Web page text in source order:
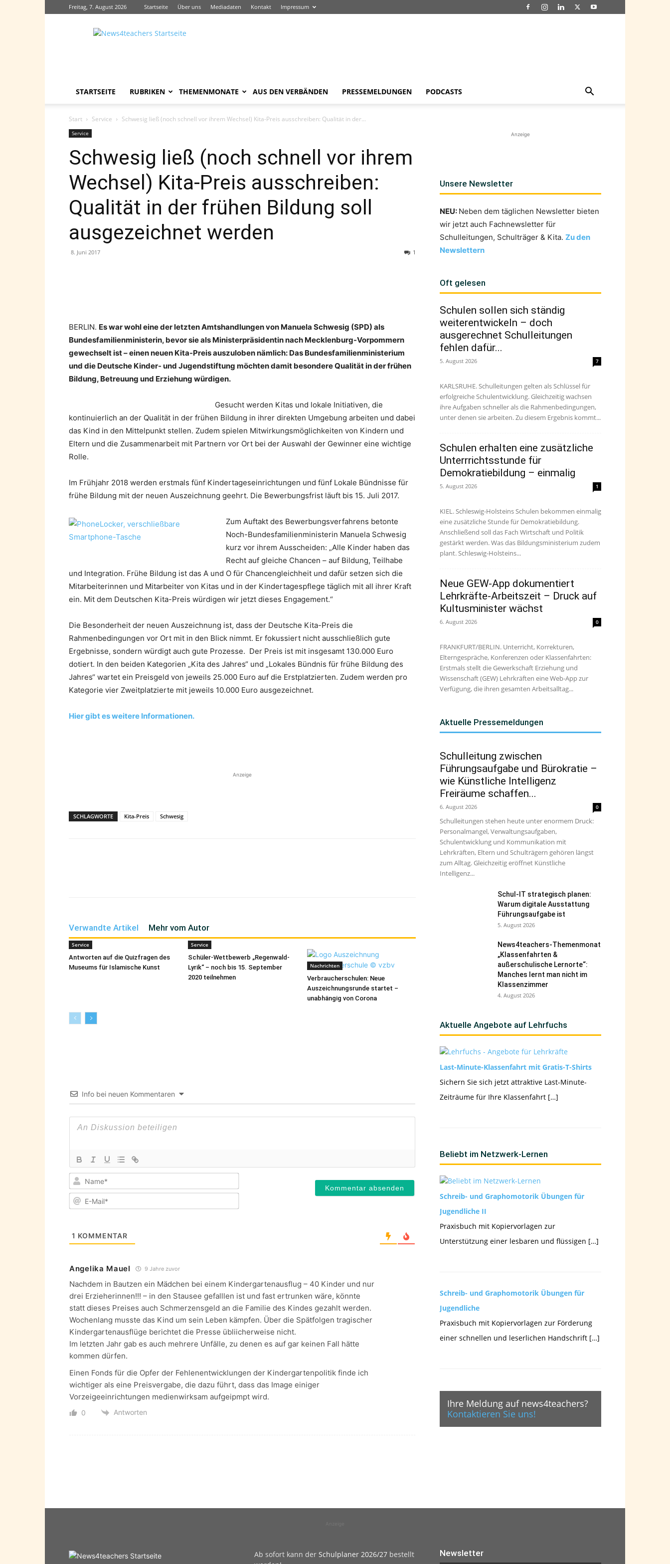
Freitag, 7. August 2026 Startseite Über uns Mediadaten Kontakt Impressum
News4teachers
STARTSEITE RUBRIKEN THEMENMONATE AUS DEN VERBÄNDEN PRESSEMELDUNGEN PODCASTS
Start Service Schwesig ließ (noch schnell vor ihrem Wechsel) Kita-Preis ausschreiben: Qualität in der...
Service
Schwesig ließ (noch schnell vor ihrem
Wechsel) Kita-Preis ausschreiben:
Qualität in der frühen Bildung soll
ausgezeichnet werden
8. Juni 2017 1
BERLIN. Es war wohl eine der letzten Amtshandlungen von Manuela Schwesig (SPD) als
Bundesfamilienministerin, bevor sie als Ministerpräsidentin nach Mecklenburg-Vorpommern
gewechselt ist – einen neuen Kita-Preis auszuloben nämlich: Das Bundesfamilienministerium
und die Deutsche Kinder- und Jugendstiftung möchten damit besondere Qualität in der frühen
Bildung, Betreuung und Erziehung würdigen.
Gesucht werden Kitas und lokale Initiativen, die
kontinuierlich an der Qualität in der frühen Bildung in ihrer direkten Umgebung arbeiten und dabei
das Kind in den Mittelpunkt stellen. Zudem spielen Mitwirkungsmöglichkeiten von Kindern und
Eltern und die Zusammenarbeit mit Partnern vor Ort bei der Auswahl der Gewinner eine wichtige
Rolle.
Im Frühjahr 2018 werden erstmals fünf Kindertageseinrichtungen und fünf Lokale Bündnisse für
frühe Bildung mit der neuen Auszeichnung geehrt. Die Bewerbungsfrist läuft bis 15. Juli 2017.
Zum Auftakt des Bewerbungsverfahrens betonte
Noch-Bundesfamilienministerin Manuela Schwesig
kurz vor ihrem Ausscheiden: „Alle Kinder haben das
Recht auf gleiche Chancen – auf Bildung, Teilhabe
und Integration. Frühe Bildung ist das A und O für Chancengleichheit und dafür setzen sich die
Mitarbeiterinnen und Mitarbeiter von Kitas und in der Kindertagespflege täglich mit all ihrer Kraft
ein. Mit dem Deutschen Kita-Preis würdigen wir jetzt dieses Engagement.“
Die Besonderheit der neuen Auszeichnung ist, dass der Deutsche Kita-Preis die
Rahmenbedingungen vor Ort mit in den Blick nimmt. Er fokussiert nicht ausschließlich gute
Ergebnisse, sondern würdigt auch gute Prozesse. Der Preis ist mit insgesamt 130.000 Euro
dotiert. In den beiden Kategorien „Kita des Jahres“ und „Lokales Bündnis für frühe Bildung des
Jahres“ wartet ein Preisgeld von jeweils 25.000 Euro auf die Erstplatzierten. Zudem werden pro
Kategorie vier Zweitplatzierte mit jeweils 10.000 Euro ausgezeichnet.
Hier gibt es weitere Informationen.
Anzeige
SCHLAGWORTE Kita-Preis Schwesig
Verwandte Artikel Mehr vom Autor
Service
Antworten auf die Quizfragen des
Museums für Islamische Kunst
Service
Schüler-Wettbewerb „Regenwald-
Lyrik“ – noch bis 15. September
2020 teilnehmen
Nachrichten
Verbraucherschulen: Neue
Auszeichnungsrunde startet –
unabhängig von Corona
Info bei neuen Kommentaren
Name*
E-
1 KOMMENTAR
Angelika Mauel 9 Jahre zuvor
Nachdem in Bautzen ein Mädchen bei einem Kindergartenausflug – 40 Kinder und nur
drei Erzieherinnen!!! – in den Stausee gefalllen ist und fast ertrunken wäre, könnte
statt dieses Preises auch Schmerzensgeld an die Familie des Kindes gezahlt werden.
Wochenlang musste das Kind um sein Leben kämpfen. Über die Spätfolgen tragischer
Kindergartenausflüge berichtet die Presse übliicherweise nicht.
Im letzten Jahr gab es auch mehrere Unfälle, zu denen es auf gar keinen Fall hätte
kommen dürfen.
Einen Fonds für die Opfer der Fehlenentwicklungen der Kindergartenpolitik finde ich
wichtiger als eine Preisvergabe, die dazu führt, dass das Image einiger
Vorzeigeeinrichtungen medienwirksam aufgeipmpt wird.
0 Antworten
Anzeige
Unsere Newsletter
NEU: Neben dem täglichen Newsletter bieten
wir jetzt auch Fachnewsletter für
Schulleitungen, Schulträger & Kita. Zu den
Newslettern
Oft gelesen
Schulen sollen sich ständig
weiterentwickeln – doch
ausgerechnet Schulleitungen
fehlen dafür...
5. August 2026 7
KARLSRUHE. Schulleitungen gelten als Schlüssel für
erfolgreiche Schulentwicklung. Gleichzeitig wachsen
ihre Aufgaben schneller als die Rahmenbedingungen,
unter denen sie arbeiten. Zu diesem Ergebnis kommt...
Schulen erhalten eine zusätzliche
Unterrrichtsstunde für
Demokratiebildung – einmalig
5. August 2026 1
KIEL. Schleswig-Holsteins Schulen bekommen einmalig
eine zusätzliche Stunde für Demokratiebildung.
Anschließend soll das Fach Wirtschaft und Politik
gestärkt werden. Was das Bildungsministerium zudem
plant. Schleswig-Holsteins...
Neue GEW-App dokumentiert
Lehrkräfte-Arbeitszeit – Druck auf
Kultusminister wächst
6. August 2026 0
FRANKFURT/BERLIN. Unterricht, Korrekturen,
Elterngespräche, Konferenzen oder Klassenfahrten:
Erstmals stellt die Gewerkschaft Erziehung und
Wissenschaft (GEW) Lehrkräften eine Web-App zur
Verfügung, die ihren gesamten Arbeitsalltag...
Aktuelle Pressemeldungen
Schulleitung zwischen
Führungsaufgabe und Bürokratie –
wie Künstliche Intelligenz
Freiräume schaffen...
6. August 2026 0
Schulleitungen stehen heute unter enormem Druck:
Personalmangel, Verwaltungsaufgaben,
Schulentwicklung und Kommunikation mit
Lehrkräften, Eltern und Schulträgern gehören längst
zum Alltag. Gleichzeitig eröffnet Künstliche
Intelligenz...
Schul-IT strategisch planen:
Warum digitale Ausstattung
Führungsaufgabe ist
5. August 2026
News4teachers-Themenmonat
„Klassenfahrten &
außerschulische Lernorte“:
Manches lernt man nicht im
Klassenzimmer
4. August 2026
Aktuelle Angebote auf Lehrfuchs
Last-Minute-Klassenfahrt mit Gratis-T-Shirts
Sichern Sie sich jetzt attraktive Last-Minute-
Zeiträume für Ihre Klassenfahrt […]
Beliebt im Netzwerk-Lernen
Schreib- und Graphomotorik Übungen für
Jugendliche II
Praxisbuch mit Kopiervorlagen zur
Unterstützung einer lesbaren und flüssigen […]
Schreib- und Graphomotorik Übungen für
Jugendliche
Praxisbuch mit Kopiervorlagen zur Förderung
einer schnellen und leserlichen Handschrift […]
Ihre Meldung auf news4teachers?
Kontaktieren Sie uns!
Ab sofort kann der Schulplaner 2026/27 bestellt
Newsletter